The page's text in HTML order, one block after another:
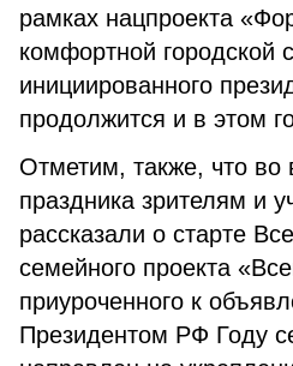
рамках нацпроекта
комфортной городской
инициированного
продолжится и в этом
Отметим, также, что во
праздника зрителям и
рассказали о старте
семейного проекта
приуроченного к
Президентом РФ Году